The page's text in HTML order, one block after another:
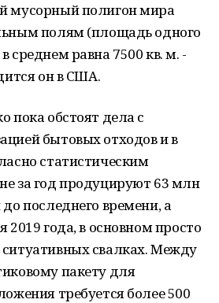
мусорный полигон мира
полям (площадь одного
среднем равна 7500 кв. м. -
он в США.
пока обстоят дела с
бытовых отходов и в
статистическим
за год продуцируют 63 млн
последнего времени, а
2019 года, в основном просто
свалках. Между
пакету для
требуется более 500